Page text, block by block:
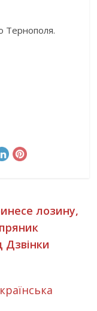
Тернополя.
лозину,
Дзвінки